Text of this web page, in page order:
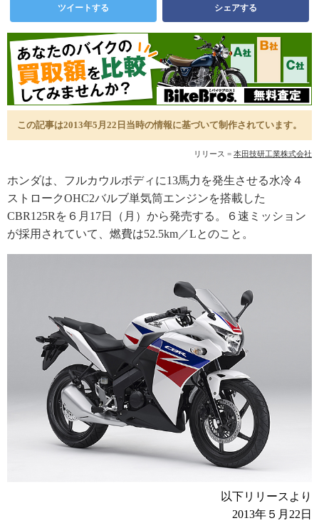
ツイートする シェアする
この記事は2013年5月22日当時の情報に基づいて制作されています。
リリース = 本田技研工業株式会社
ホンダは、フルカウルボディに13馬力を発生させる水冷４
ストロークOHC2バルブ単気筒エンジンを搭載した
CBR125Rを６月17日（月）から発売する。６速ミッション
が採用されていて、燃費は52.5km／Lとのこと。
以下リリースより
2013年５月22日